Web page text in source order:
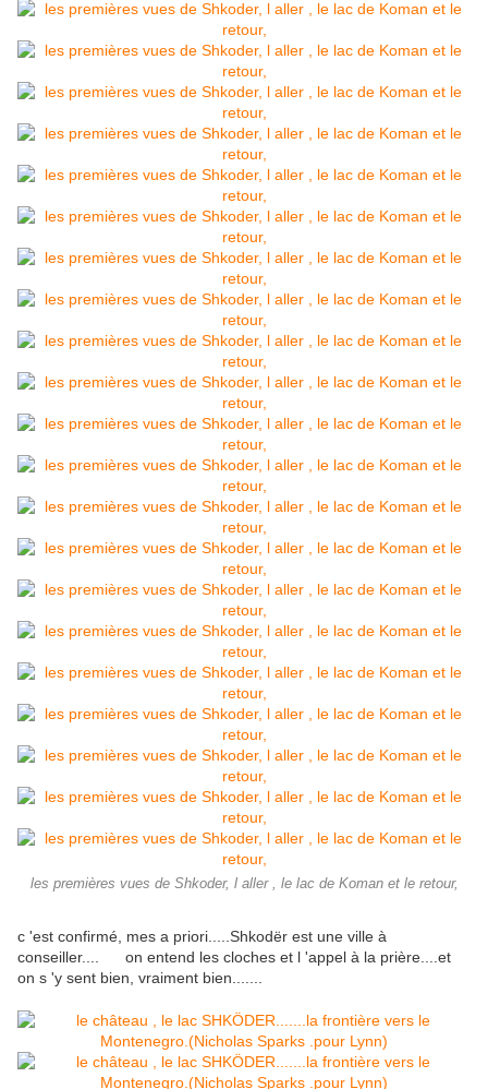
les premières vues de Shkoder, l aller , le lac de Koman et le retour,
c 'est confirmé, mes a priori.....Shkodër est une ville à
conseiller.... on entend les cloches et l 'appel à la prière....et
on s 'y sent bien, vraiment bien.......